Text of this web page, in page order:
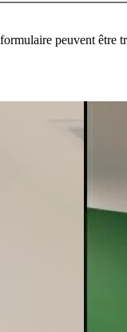
peuvent être